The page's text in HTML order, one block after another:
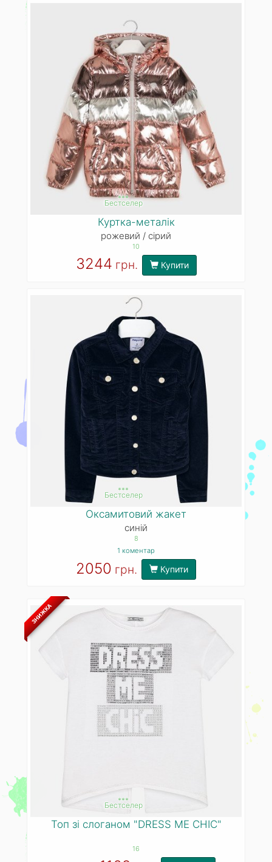
***
Бестселер
Куртка-металік
рожевий / сірий
10
3244 грн. Купити
***
Бестселер
Оксамитовий жакет
синій
8
1 коментар
2050 грн. Купити
ЗНИЖКА
***
Бестселер
Топ зі слоганом "DRESS ME CHIC"
16